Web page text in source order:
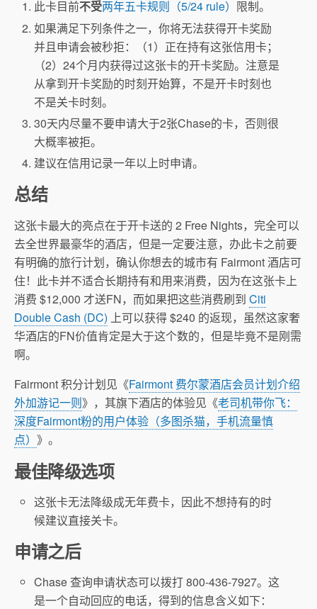
此卡目前不受两年五卡规则（5/24 rule） 限制。
如果满足下列条件之一，你将无法获得开卡奖励
并且申请会被秒拒：（1）正在持有这张信用卡；
（2）24个月内获得过这张卡的开卡奖励。注意是
从拿到开卡奖励的时刻开始算，不是开卡时刻也
不是关卡时刻。
30天内尽量不要申请大于2张Chase的卡，否则很
大概率被拒。
建议在信用记录一年以上时申请。
总结
这张卡最大的亮点在于开卡送的 2 Free Nights，完全可以
去全世界最豪华的酒店，但是一定要注意，办此卡之前要
有明确的旅行计划，确认你想去的城市有 Fairmont 酒店可
住！此卡并不适合长期持有和用来消费，因为在这张卡上
消费 $12,000 才送FN，而如果把这些消费刷到 Citi
Double Cash (DC) 上可以获得 $240 的返现，虽然这家奢
华酒店的FN价值肯定是大于这个数的，但是毕竟不是刚需
啊。
Fairmont 积分计划见《Fairmont 费尔蒙酒店会员计划介绍
外加游记一则》，其旗下酒店的体验见《老司机带你飞：
深度Fairmont粉的用户体验（多图杀猫，手机流量慎
点） 》。
最佳降级选项
这张卡无法降级成无年费卡，因此不想持有的时
候建议直接关卡。
申请之后
Chase 查询申请状态可以拨打 800-436-7927。这
是一个自动回应的电话，得到的信息含义如下：